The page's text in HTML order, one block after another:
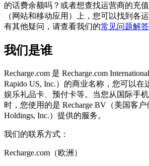
的话费余额吗？或者想查找运营商的充
（网站和移动应用）上，您可以找到各
有其他疑问，请查看我们的常见问题解答
我们是谁
Recharge.com 是 Recharge.com
Rapido US, Inc.）的商业名称，您可以在
娱乐礼品卡、预付卡等。当您从国际手
时，您使用的是 Recharge BV（美国客户
Holdings, Inc.）提供的服务。
我们的联系方式：
Recharge.com（欧洲）